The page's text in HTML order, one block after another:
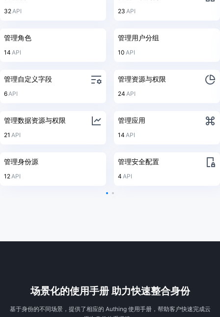
32 API 23 API
管理角色
14 API
管理用户分组
10 API
管理自定义字段
6 API
管理资源与权限
24 API
管理数据资源与权限
21 API
管理应用
14 API
管理身份源
12 API
管理安全配置
4 API
场景化的使用手册 助力快速整合身份
基于身份的不同场景，提供了相应的 Authing 使用手册，帮助客户快速完成云